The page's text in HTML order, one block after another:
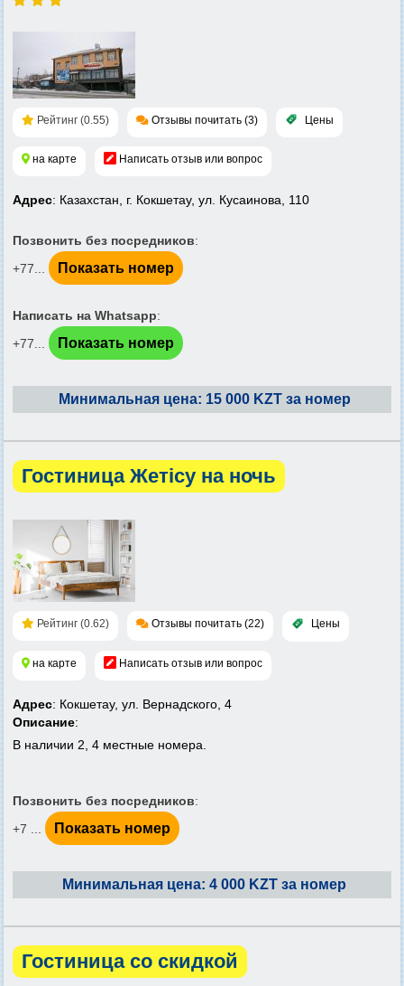
Рейтинг (0.55) Отзывы почитать (3) Цены
на карте Написать отзыв или вопрос
Адрес: Казахстан, г. Кокшетау, ул. Кусаинова, 110
Позвонить без посредников:
+77...
Показать номер
Написать на Whatsapp:
+77...
Показать номер
Минимальная цена: 15 000 KZT за номер
Гостиница Жетісу на ночь
Рейтинг (0.62) Отзывы почитать (22) Цены
на карте Написать отзыв или вопрос
Адрес: Кокшетау, ул. Вернадского, 4
Описание:
В наличии 2, 4 местные номера.
Позвонить без посредников:
+7 ...
Показать номер
Минимальная цена: 4 000 KZT за номер
Гостиница со скидкой